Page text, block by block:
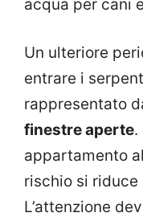
acqua per cani
Un ulteriore
entrare i
rappresentato
finestre aperte.
appartamento
rischio si riduce
L’attenzione